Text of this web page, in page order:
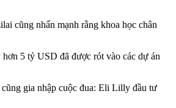
cũng nhấn mạnh rằng khoa học chân
5 tỷ USD đã được rót vào các dự án
gia nhập cuộc đua: Eli Lilly đầu tư